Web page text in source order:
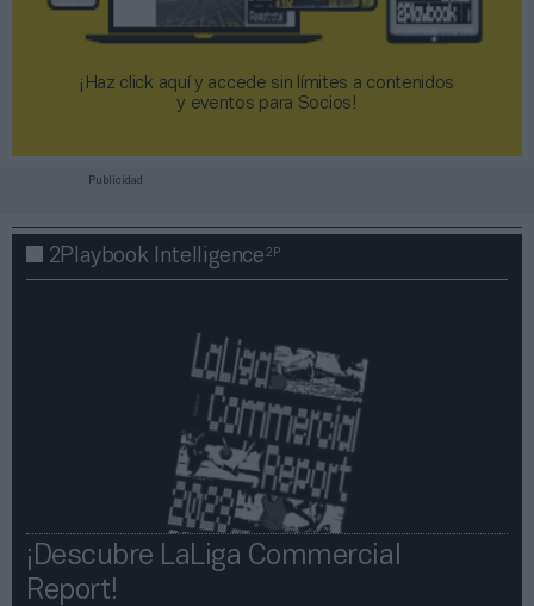
¡Haz click aquí y accede sin límites a contenidos
y eventos para Socios!​​​​​​​
Publicidad
2Playbook Intelligence2P
¡Descubre LaLiga Commercial
Report!​​